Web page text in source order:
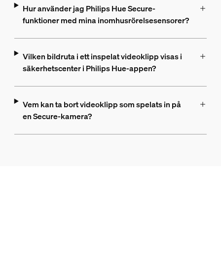
Hur använder jag Philips Hue Secure-
funktioner med mina inomhusrörelsesensorer?
Vilken bildruta i ett inspelat videoklipp visas i
säkerhetscenter i Philips Hue-appen?
Vem kan ta bort videoklipp som spelats in på
en Secure-kamera?